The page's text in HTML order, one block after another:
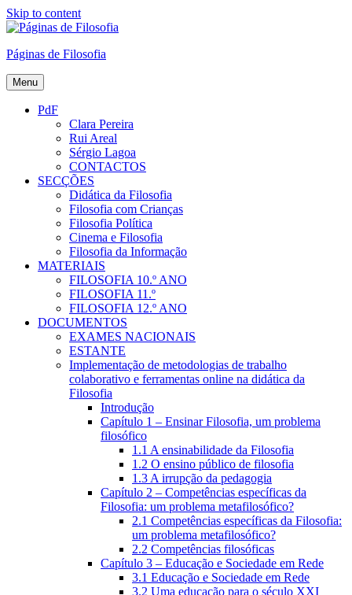
Skip to content
Páginas de Filosofia
Menu
PdF
Clara Pereira
Rui Areal
Sérgio Lagoa
CONTACTOS
SECÇÕES
Didática da Filosofia
Filosofia com Crianças
Filosofia Política
Cinema e Filosofia
Filosofia da Informação
MATERIAIS
FILOSOFIA 10.º ANO
FILOSOFIA 11.º
FILOSOFIA 12.º ANO
DOCUMENTOS
EXAMES NACIONAIS
ESTANTE
Implementação de metodologias de trabalho
colaborativo e ferramentas online na didática da
Filosofia
Introdução
Capítulo 1 – Ensinar Filosofia, um problema
filosófico
1.1 A ensinabilidade da Filosofia
1.2 O ensino público de filosofia
1.3 A irrupção da pedagogia
Capítulo 2 – Competências específicas da
Filosofia: um problema metafilosófico?
2.1 Competências específicas da Filosofia:
um problema metafilosófico?
2.2 Competências filosóficas
Capítulo 3 – Educação e Sociedade em Rede
3.1 Educação e Sociedade em Rede
3.2 Uma educação para o século XXI